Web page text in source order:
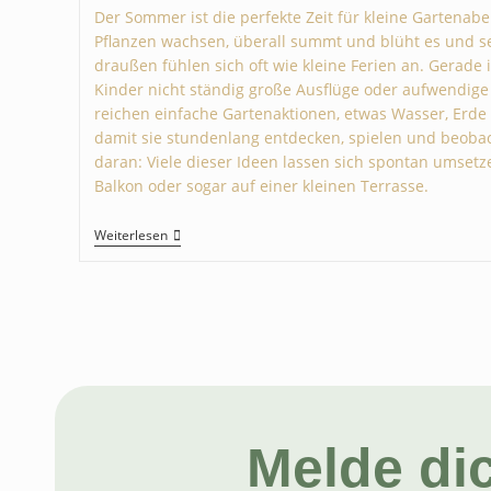
Der Sommer ist die perfekte Zeit für kleine
Pflanzen wachsen, überall summt und blüht es und
draußen fühlen sich oft wie kleine Ferien an. Gerade
Kinder nicht ständig große Ausflüge oder
reichen einfache Gartenaktionen, etwas Wasser,
damit sie stundenlang entdecken, spielen und
daran: Viele dieser Ideen lassen sich spontan
Balkon oder sogar auf einer kleinen Terrasse.
Weiterlesen
Melde